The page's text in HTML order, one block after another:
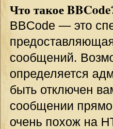
Что такое
BBCode — это
сообщений.
определяется
быть отключен
сообщении
очень похож на